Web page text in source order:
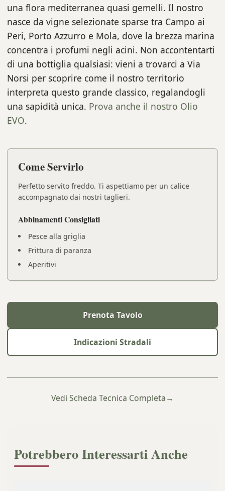
una flora mediterranea quasi gemelli. Il nostro
nasce da vigne selezionate sparse tra Campo ai
Peri, Porto Azzurro e Mola, dove la brezza marina
concentra i profumi negli acini. Non accontentarti
di una bottiglia qualsiasi: vieni a trovarci a Via
Norsi per scoprire come il nostro territorio
interpreta questo grande classico, regalandogli
una sapidità unica. Prova anche il nostro Olio
EVO.
Come Servirlo
Perfetto servito freddo. Ti aspettiamo per un calice
accompagnato dai nostri taglieri.
Abbinamenti Consigliati
Pesce alla griglia
Frittura di paranza
Aperitivi
Prenota Tavolo
Indicazioni Stradali
Vedi Scheda Tecnica Completa→
Potrebbero Interessarti Anche